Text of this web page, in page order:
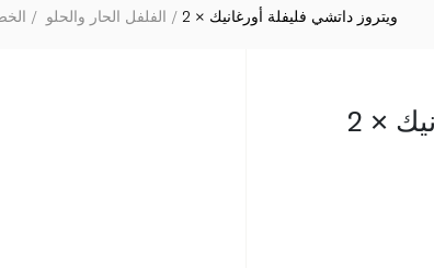
الفلفل الحار والحلو ويتروز داتشي فليفلة أورغانيك × 2
× 2